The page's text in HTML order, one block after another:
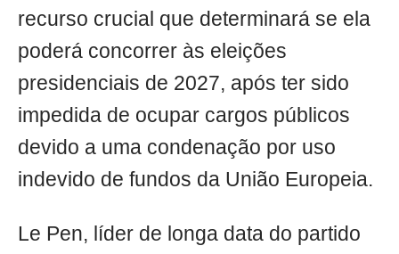
recurso crucial que determinará se ela
poderá concorrer às eleições
presidenciais de 2027, após ter sido
impedida de ocupar cargos públicos
devido a uma condenação por uso
indevido de fundos da União Europeia.
Le Pen, líder de longa data do partido